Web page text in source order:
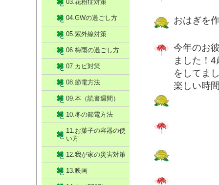
おはぎを
今年のお
ました！
をしてま
楽しい時
03.花粉症対策
04.GWの過ごし方
05.紫外線対策
06.梅雨の過ごし方
07.カビ対策
08.節電方法
09.本（読書週間）
10.冬の節電方法
11.お菓子の容器の使
い方
12.我が家の災害対策
13.映画